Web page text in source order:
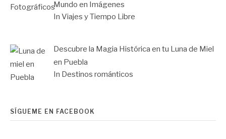
Mundo en Imágenes
In Viajes y Tiempo Libre
Descubre la Magia Histórica en tu Luna de Miel
en Puebla
In Destinos románticos
SÍGUEME EN FACEBOOK